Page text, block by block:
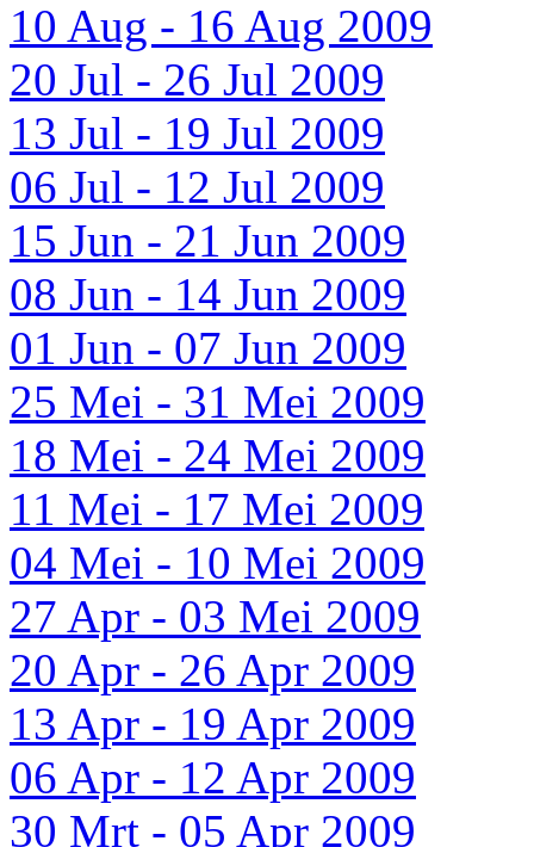
10 Aug - 16 Aug 2009
20 Jul - 26 Jul 2009
13 Jul - 19 Jul 2009
06 Jul - 12 Jul 2009
15 Jun - 21 Jun 2009
08 Jun - 14 Jun 2009
01 Jun - 07 Jun 2009
25 Mei - 31 Mei 2009
18 Mei - 24 Mei 2009
11 Mei - 17 Mei 2009
04 Mei - 10 Mei 2009
27 Apr - 03 Mei 2009
20 Apr - 26 Apr 2009
13 Apr - 19 Apr 2009
06 Apr - 12 Apr 2009
30 Mrt - 05 Apr 2009